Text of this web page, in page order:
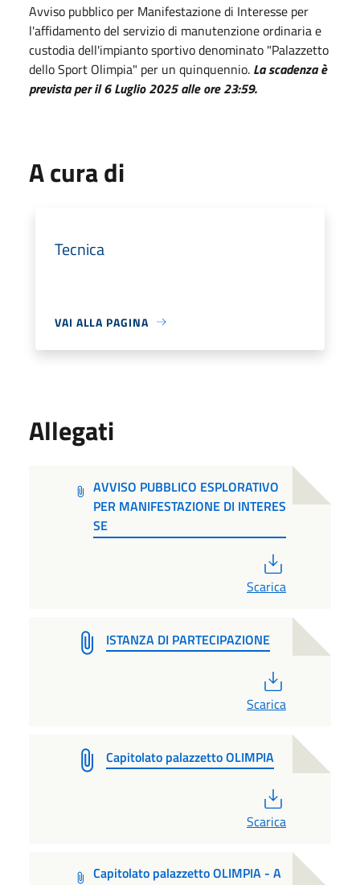
Avviso pubblico per Manifestazione di Interesse per
l'affidamento del servizio di manutenzione ordinaria e
custodia dell'impianto sportivo denominato "Palazzetto
dello Sport Olimpia" per un quinquennio. La scadenza è
prevista per il 6 Luglio 2025 alle ore 23:59.
A cura di
Tecnica
VAI ALLA PAGINA
Allegati
AVVISO PUBBLICO ESPLORATIVO
PER MANIFESTAZIONE DI INTERES
SE
Scarica
ISTANZA DI PARTECIPAZIONE
Scarica
Capitolato palazzetto OLIMPIA
Scarica
Capitolato palazzetto OLIMPIA - A